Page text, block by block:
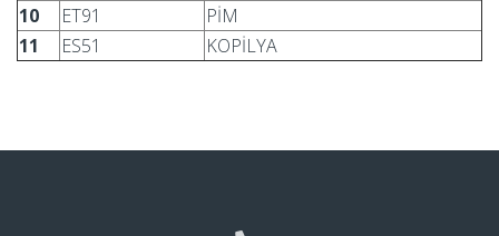
10
ET91
PİM
11
ES51 KOPİLYA